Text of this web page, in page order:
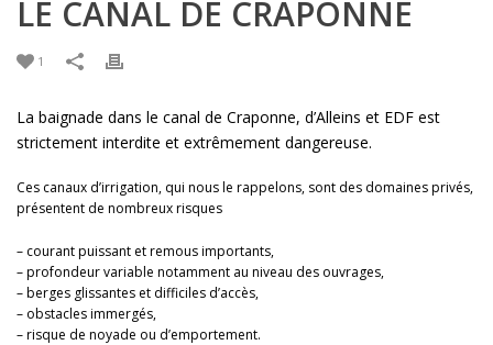
LE CANAL DE CRAPONNE
1
La baignade dans le canal de Craponne, d’Alleins et EDF est
strictement interdite et extrêmement dangereuse.
Ces canaux d’irrigation, qui nous le rappelons, sont des domaines privés,
présentent de nombreux risques
– courant puissant et remous importants,
– profondeur variable notamment au niveau des ouvrages,
– berges glissantes et difficiles d’accès,
– obstacles immergés,
– risque de noyade ou d’emportement.